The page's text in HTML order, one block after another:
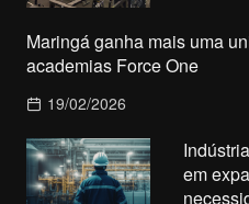
Maringá ganha mais uma
academias Force One
19/02/2026
em